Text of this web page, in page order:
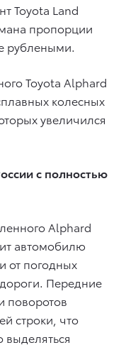
Toyota Land
пропорции
рублеными.
Toyota Alphard
колесных
увеличился
с полностью
Alphard
автомобилю
от погодных
Передние
поворотов
строки, что